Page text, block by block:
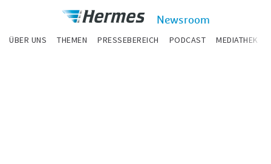
Newsroom
ÜBER UNS THEMEN PRESSEBEREICH PODCAST MEDIATHEK